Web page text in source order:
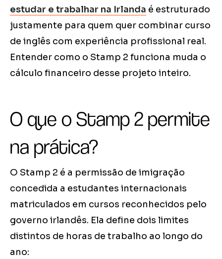
estudar e trabalhar na Irlanda é estruturado
justamente para quem quer combinar curso
de inglês com experiência profissional real.
Entender como o Stamp 2 funciona muda o
cálculo financeiro desse projeto inteiro.
O que o Stamp 2 permite
na prática?
O Stamp 2 é a permissão de imigração
concedida a estudantes internacionais
matriculados em cursos reconhecidos pelo
governo irlandês. Ela define dois limites
distintos de horas de trabalho ao longo do
ano: